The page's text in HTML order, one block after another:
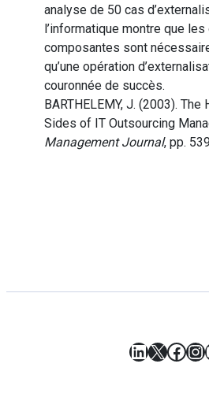
analyse de 50 cas
l’informatique montre que les
composantes sont
qu’une opération
couronnée de succès.
BARTHELEMY, J. (2003). The
Sides of IT Outsourcing
Management Journal, pp.
LinkedIn
X